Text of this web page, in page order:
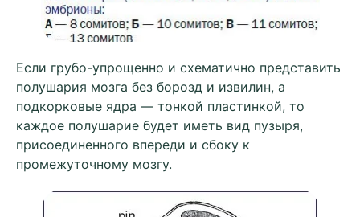
Если грубо-упрощенно и схематично представить
полушария мозга без борозд и извилин, а
подкорковые ядра — тонкой пластинкой, то
каждое полушарие будет иметь вид пузыря,
присоединенного впереди и сбоку к
промежуточному мозгу.